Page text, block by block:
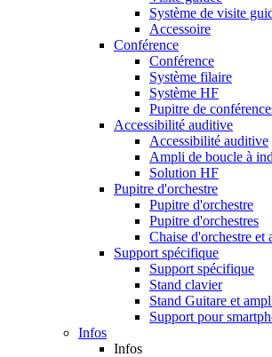
Système de visite
Accessoire
Conférence
Conférence
Système filaire
Système HF
Pupitre de
Accessibilité auditive
Accessibilité auditive
Ampli de boucle à
Solution HF
Pupitre d'orchestre
Pupitre d'orchestre
Pupitre d'orchestres
Chaise d'orchestre et
Support spécifique
Support spécifique
Stand clavier
Stand Guitare et
Support pour
Infos
Infos